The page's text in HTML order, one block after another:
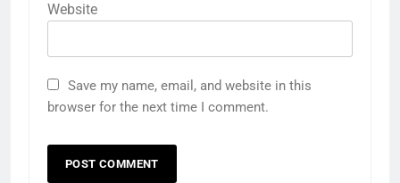
Website
Save my name, email, and website in this
browser for the next time I comment.